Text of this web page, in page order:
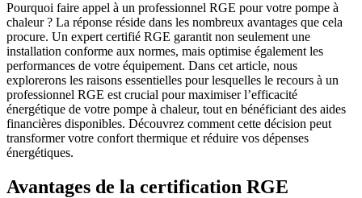
Pourquoi faire appel à un professionnel RGE pour votre pompe à
chaleur ? La réponse réside dans les nombreux avantages que cela
procure. Un expert certifié RGE garantit non seulement une
installation conforme aux normes, mais optimise également les
performances de votre équipement. Dans cet article, nous
explorerons les raisons essentielles pour lesquelles le recours à un
professionnel RGE est crucial pour maximiser l’efficacité
énergétique de votre pompe à chaleur, tout en bénéficiant des aides
financières disponibles. Découvrez comment cette décision peut
transformer votre confort thermique et réduire vos dépenses
énergétiques.
Avantages de la certification RGE